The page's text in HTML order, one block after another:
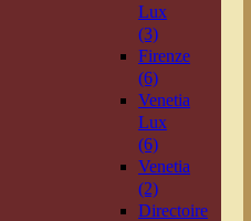
Lux
(3)
Firenze
(6)
Venetia
Lux
(6)
Venetia
(2)
Directoire